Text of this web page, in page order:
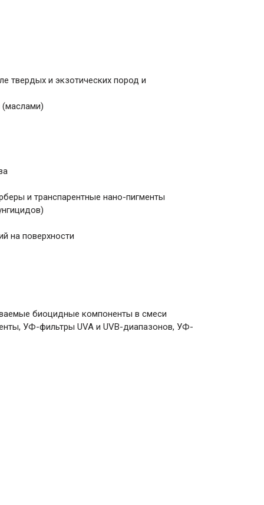
твердых и экзотических пород и
(маслами)
и транспарентные нано-пигменты
на поверхности
биоцидные компоненты в смеси
УФ-фильтры UVA и UVB-диапазонов, УФ-